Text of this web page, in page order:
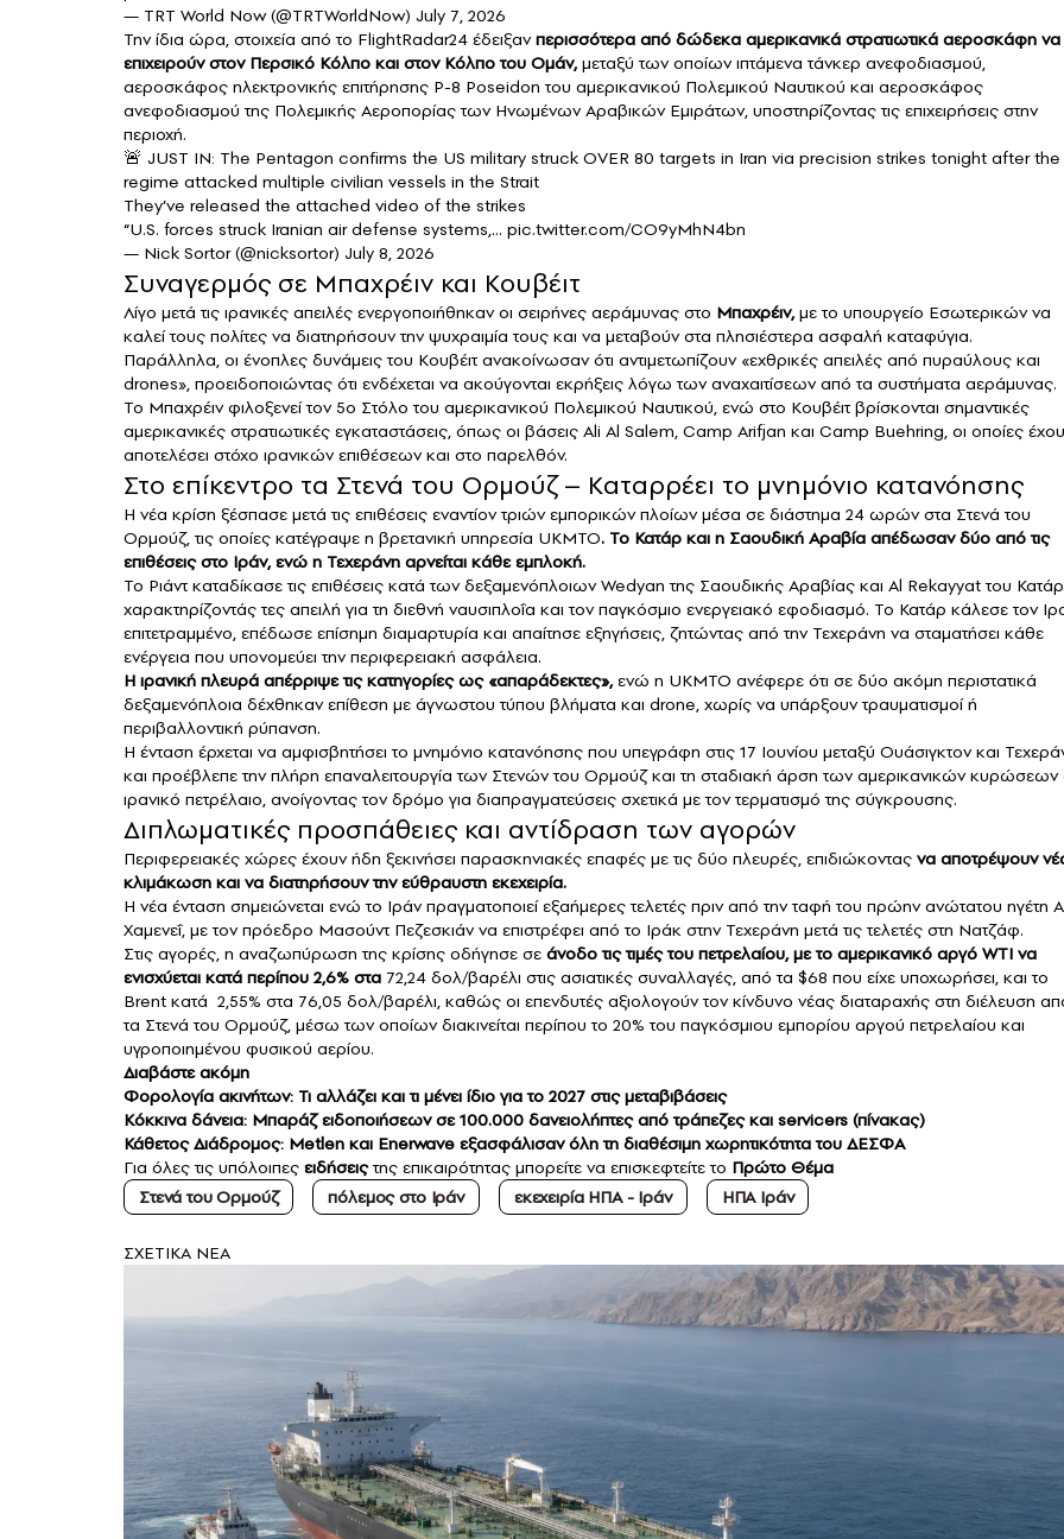
— TRT World Now (@TRTWorldNow) July 7, 2026
Την ίδια ώρα, στοιχεία από το FlightRadar24 έδειξανπερισσότερα από δώδεκα αμερικανικά στρατιωτικά αεροσκάφη να
επιχειρούν στον Περσικό Κόλπο και στον Κόλπο του Ομάν,μεταξύ των οποίων ιπτάμενα τάνκερ ανεφοδιασμού,
αεροσκάφος ηλεκτρονικής επιτήρησης P-8 Poseidon του αμερικανικού Πολεμικού Ναυτικού και αεροσκάφος
ανεφοδιασμού της Πολεμικής Αεροπορίας των Ηνωμένων Αραβικών Εμιράτων, υποστηρίζοντας τις επιχειρήσεις στην
περιοχή.
🚨 JUST IN: The Pentagon confirms the US military struck OVER 80 targets in Iran via precision strikes tonight after the
regime attacked multiple civilian vessels in the Strait
They’ve released the attached video of the strikes
“U.S. forces struck Iranian air defense systems,… pic.twitter.com/CO9yMhN4bn
— Nick Sortor (@nicksortor) July 8, 2026
Συναγερμός σε Μπαχρέιν και Κουβέιτ
Λίγο μετά τις ιρανικές απειλές ενεργοποιήθηκαν οι σειρήνες αεράμυνας στο Μπαχρέιν,με το υπουργείο Εσωτερικών να
καλεί τους πολίτες να διατηρήσουν την ψυχραιμία τους και να μεταβούν στα πλησιέστερα ασφαλή καταφύγια.
Παράλληλα, οι ένοπλες δυνάμεις του Κουβέιτ ανακοίνωσαν ότι αντιμετωπίζουν «εχθρικές απειλές από πυραύλους και
drones», προειδοποιώντας ότι ενδέχεται να ακούγονται εκρήξεις λόγω των αναχαιτίσεων από τα συστήματα αεράμυνας.
Το Μπαχρέιν φιλοξενεί τον 5ο Στόλο του αμερικανικού Πολεμικού Ναυτικού, ενώ στο Κουβέιτ βρίσκονται σημαντικές
αμερικανικές στρατιωτικές εγκαταστάσεις, όπως οι βάσεις Ali Al Salem, Camp Arifjan και Camp Buehring, οι οποίες
αποτελέσει στόχο ιρανικών επιθέσεων και στο παρελθόν.
Στο επίκεντρο τα Στενά του Ορμούζ – Kαταρρέει το μνημόνιο κατανόησης
Η νέα κρίση ξέσπασε μετά τις επιθέσεις εναντίον τριών εμπορικών πλοίων μέσα σε διάστημα 24 ωρών στα Στενά του
Ορμούζ, τις οποίες κατέγραψε η βρετανική υπηρεσία UKMTO. Το Κατάρ και η Σαουδική Αραβία απέδωσαν δύο από τις
επιθέσεις στο Ιράν, ενώ η Τεχεράνη αρνείται κάθε εμπλοκή.
Το Ριάντ καταδίκασε τις επιθέσεις κατά των δεξαμενόπλοιων Wedyan της Σαουδικής Αραβίας και Al Rekayyat του
χαρακτηρίζοντάς τες απειλή για τη διεθνή ναυσιπλοΐα και τον παγκόσμιο ενεργειακό εφοδιασμό. Το Κατάρ κάλεσε τον
επιτετραμμένο, επέδωσε επίσημη διαμαρτυρία και απαίτησε εξηγήσεις, ζητώντας από την Τεχεράνη να σταματήσει κάθε
ενέργεια που υπονομεύει την περιφερειακή ασφάλεια.
Η ιρανική πλευρά απέρριψε τις κατηγορίες ως «απαράδεκτες»,ενώ η UKMTO ανέφερε ότι σε δύο ακόμη περιστατικά
δεξαμενόπλοια δέχθηκαν επίθεση με άγνωστου τύπου βλήματα και drone, χωρίς να υπάρξουν τραυματισμοί ή
περιβαλλοντική ρύπανση.
Η ένταση έρχεται να αμφισβητήσει το μνημόνιο κατανόησης που υπεγράφη στις 17 Ιουνίου μεταξύ Ουάσιγκτον και
και προέβλεπε την πλήρη επαναλειτουργία των Στενών του Ορμούζ και τη σταδιακή άρση των αμερικανικών κυρώσεων
ιρανικό πετρέλαιο, ανοίγοντας τον δρόμο για διαπραγματεύσεις σχετικά με τον τερματισμό της σύγκρουσης.
Διπλωματικές προσπάθειες και αντίδραση των αγορών
Περιφερειακές χώρες έχουν ήδη ξεκινήσει παρασκηνιακές επαφές με τις δύο πλευρές, επιδιώκοντας να αποτρέψουν
κλιμάκωση και να διατηρήσουν την εύθραυστη εκεχειρία.
Η νέα ένταση σημειώνεται ενώ το Ιράν πραγματοποιεί εξαήμερες τελετές πριν από την ταφή του πρώην ανώτατου ηγέτη
Χαμενεΐ, με τον πρόεδρο Μασούντ Πεζεσκιάν να επιστρέφει από το Ιράκ στην Τεχεράνη μετά τις τελετές στη Νατζάφ.
Στις αγορές, η αναζωπύρωση της κρίσης οδήγησε σε άνοδο τις τιμές του πετρελαίου,με το αμερικανικό αργό WTI να
ενισχύεται κατά περίπου 2,6% στα 72,24 δολ/βαρέλι στις ασιατικές συναλλαγές, από τα $68 που είχε υποχωρήσει, και το
Brent κατά 2,55% στα 76,05 δολ/βαρέλι, καθώς οι επενδυτές αξιολογούν τον κίνδυνο νέας διαταραχής στη διέλευση
τα Στενά του Ορμούζ, μέσω των οποίων διακινείται περίπου το 20% του παγκόσμιου εμπορίου αργού πετρελαίου και
υγροποιημένου φυσικού αερίου.
Διαβάστε ακόμη
Φορολογία ακινήτων: Τι αλλάζει και τι μένει ίδιο για το 2027 στις μεταβιβάσεις
Κόκκινα δάνεια: Μπαράζ ειδοποιήσεων σε 100.000 δανειολήπτες από τράπεζες και servicers (πίνακας)
Κάθετος Διάδρομος: Metlen και Enerwave εξασφάλισαν όλη τη διαθέσιμη χωρητικότητα του ΔΕΣΦΑ
Για όλες τις υπόλοιπες ειδήσειςτης επικαιρότητας μπορείτε να επισκεφτείτε το Πρώτο Θέμα
Στενά του Ορμούζ
πόλεμος στο Ιράν εκεχειρία ΗΠΑ - Ιράν ΗΠΑ Ιράν
ΣXETIKA NEA